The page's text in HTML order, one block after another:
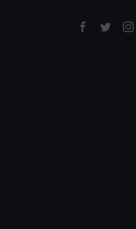
On
On
On